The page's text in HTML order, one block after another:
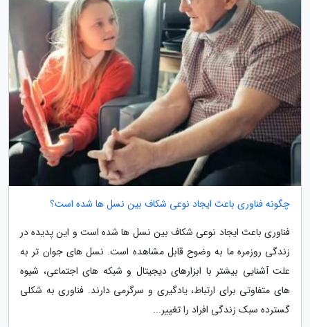
چگونه فناوری باعث ایجاد نوعی شکاف بین نسل ها شده است؟
فناوری باعث ایجاد نوعی شکاف بین نسل ها شده است و این پدیده در
زندگی روزمره ما به وضوح قابل مشاهده است. نسل های جوان تر به
علت آشنایی بیشتر با ابزارهای دیجیتال و شبکه های اجتماعی، شیوه
های متفاوتی برای ارتباط، یادگیری و سرگرمی دارند. فناوری به شکلی
گسترده سبک زندگی افراد را تغییر...